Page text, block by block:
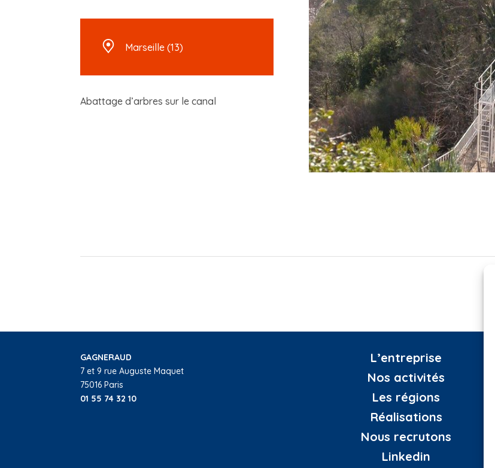
Marseille (13)
Abattage d’arbres sur le canal
GAGNERAUD
7 et 9 rue Auguste Maquet
75016 Paris
01 55 74 32 10
L’entreprise
Nos activités
Les régions
Réalisations
Nous recrutons
Linkedin